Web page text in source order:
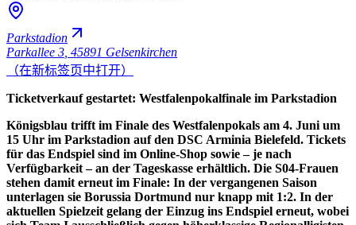
Parkstadion
Parkallee 3 45891 Gelsenkirchen
（在新标签页中打开）
Ticketverkauf gestartet: Westfalenpokalfinale im Parkstadion
Königsblau trifft im Finale des Westfalenpokals am 4. Juni um
15 Uhr im Parkstadion auf den DSC Arminia Bielefeld. Tickets
für das Endspiel sind im Online-Shop sowie – je nach
Verfügbarkeit – an der Tageskasse erhältlich. Die S04-Frauen
stehen damit erneut im Finale: In der vergangenen Saison
unterlagen sie Borussia Dortmund nur knapp mit 1:2. In der
aktuellen Spielzeit gelang der Einzug ins Endspiel erneut, wobei